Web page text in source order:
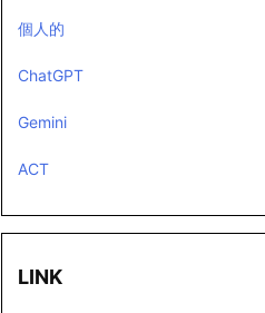
個人的
ChatGPT
Gemini
ACT
LINK